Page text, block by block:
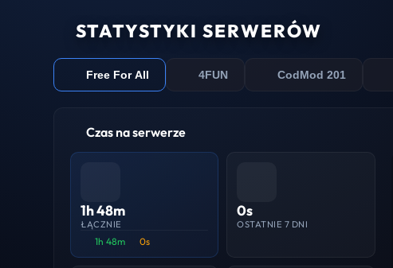
STATYSTYKI SERWERÓW
Free For All 4FUN CodMod 201
Czas na serwerze
1h 48m
ŁĄCZNIE
1h 48m 0s
0s
OSTATNIE 7 DNI